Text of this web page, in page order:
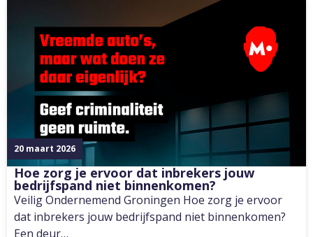
20 maart 2026
Hoe zorg je ervoor dat inbrekers jouw
bedrijfspand niet binnenkomen?
Veilig Ondernemend Groningen Hoe zorg je ervoor
dat inbrekers jouw bedrijfspand niet binnenkomen?
Een deur…